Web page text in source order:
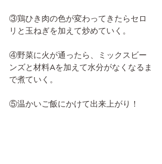
③鶏ひき肉の色が変わってきたらセロ
リと玉ねぎを加えて炒めていく。
④野菜に火が通ったら、ミックスビー
ンズと材料Aを加えて水分がなくなるま
で煮ていく。
⑤温かいご飯にかけて出来上がり！